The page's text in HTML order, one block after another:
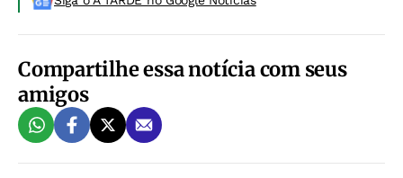
Compartilhe essa notícia com seus
amigos